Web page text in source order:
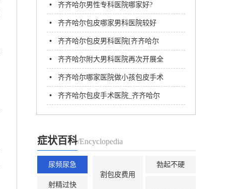
尔附大男科医院
• 齐齐哈尔男性专科医院哪家好?
• 齐齐哈尔包皮哪家男科医院较好
• 齐齐哈尔包皮男科医院[齐齐哈尔
治疗包皮手术费用多少
• 齐齐哈尔附大男科医院再次开展全
员核酸检测 守护你我安全
• 齐齐哈尔哪家医院做小孩包皮手术
好？齐齐哈尔附大男科医院
• 齐齐哈尔包皮手术医院_齐齐哈尔
割包皮多少钱？
症状百科/Encyclopedia
尿频尿急
割包皮费用
射精过快
勃起不硬